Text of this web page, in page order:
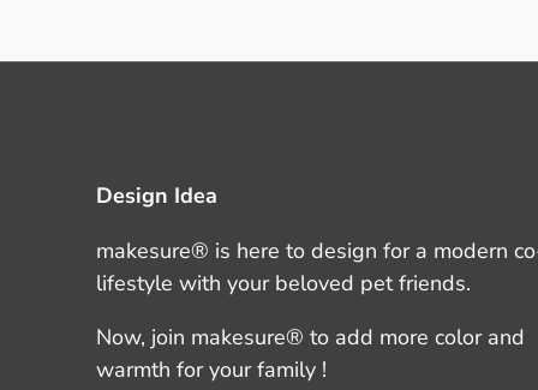
Design Idea
makesure® is here to design for a modern
lifestyle with your beloved pet friends.
Now, join makesure® to add more color and
warmth for your family !